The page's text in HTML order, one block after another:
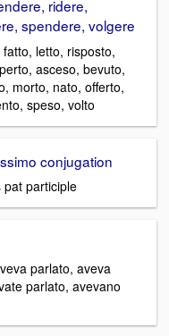
ridere,
spendere, volgere
letto, risposto,
asceso, bevuto,
morto, nato, offerto,
speso, volto
conjugation
participle
parlato, aveva
parlato, avevano